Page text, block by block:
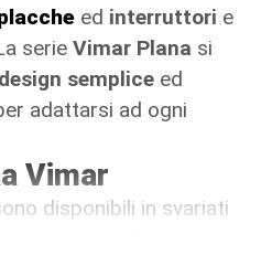
ed interruttori e
serie Vimar Plana si
design semplice ed
adattarsi ad ogni
Vimar
disponibili in svariati